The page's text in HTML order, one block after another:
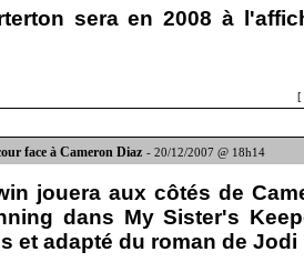
sera en 2008 à
[
face à Cameron Diaz - 20/12/2007 @ 18h14
jouera aux côtés de
dans My Sister's
et adapté du roman de Jodi